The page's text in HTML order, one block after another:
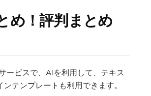
め！評判まとめ
ービスで、AIを利用して、テキス
テンプレートも利用できます。